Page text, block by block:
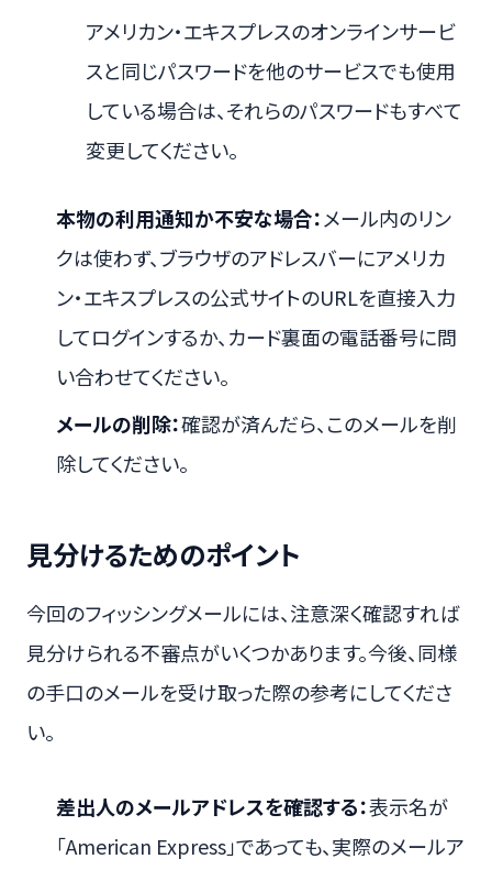
アメリカン・エキスプレスのオンラインサービ
スと同じパスワードを他のサービスでも使用
している場合は、それらのパスワードもすべて
変更してください。
本物の利用通知か不安な場合：メール内のリン
クは使わず、ブラウザのアドレスバーにアメリカ
ン・エキスプレスの公式サイトのURLを直接入力
してログインするか、カード裏面の電話番号に問
い合わせてください。
メールの削除：確認が済んだら、このメールを削
除してください。
見分けるためのポイント
今回のフィッシングメールには、注意深く確認すれば
見分けられる不審点がいくつかあります。今後、同様
の手口のメールを受け取った際の参考にしてくださ
い。
差出人のメールアドレスを確認する：表示名が
「American Express」であっても、実際のメールア